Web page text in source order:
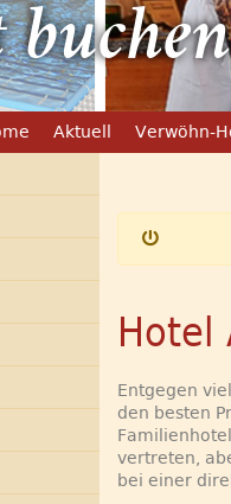
Aktuell Verwöhn-
Hotel
Entgegen
den besten
vertreten,
bei einer